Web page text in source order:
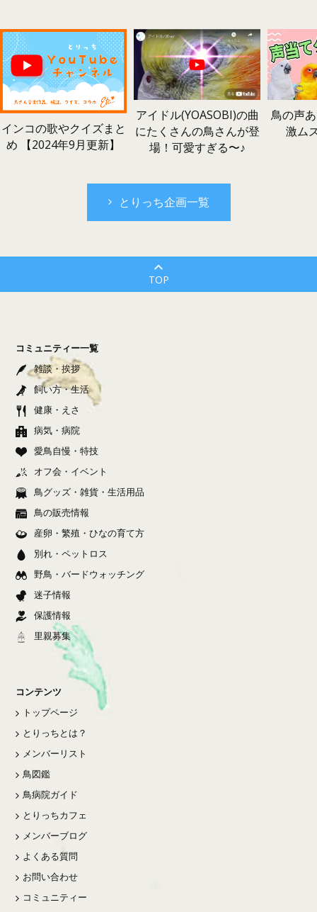
インコの歌やクイズまと
め 【2024年9月更新】
アイドル(YOASOBI)の曲
にたくさんの鳥さんが登
場！可愛すぎる〜♪
鳥の声
激ム
とりっち企画一覧
TOP
コミュニティー一覧
雑談・挨拶
飼い方・生活
健康・えさ
病気・病院
愛鳥自慢・特技
オフ会・イベント
鳥グッズ・雑貨・生活用品
鳥の販売情報
産卵・繁殖・ひなの育て方
別れ・ペットロス
野鳥・バードウォッチング
迷子情報
保護情報
里親募集
コンテンツ
トップページ
とりっちとは？
メンバーリスト
鳥図鑑
鳥病院ガイド
とりっちカフェ
メンバーブログ
よくある質問
お問い合わせ
コミュニティー